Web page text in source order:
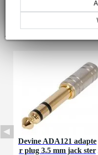
Devine ADA121 adapte
r plug 3.5 mm jack ster